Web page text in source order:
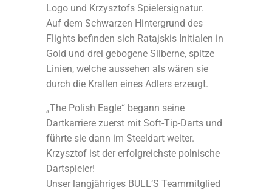
Logo und Krzysztofs Spielersignatur.
Auf dem Schwarzen Hintergrund des
Flights befinden sich Ratajskis Initialen in
Gold und drei gebogene Silberne, spitze
Linien, welche aussehen als wären sie
durch die Krallen eines Adlers erzeugt.
„The Polish Eagle“ begann seine
Dartkarriere zuerst mit Soft-Tip-Darts und
führte sie dann im Steeldart weiter.
Krzysztof ist der erfolgreichste polnische
Dartspieler!
Unser langjähriges BULL’S Teammitglied